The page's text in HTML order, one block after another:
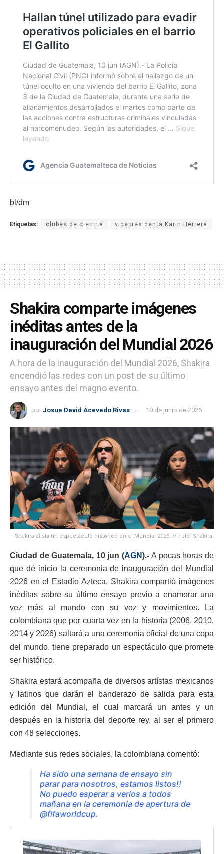
bl/dm
Etiquetas: clubes de ciencia vicepresidenta Karin Herrera
Shakira comparte imágenes
inéditas antes de la
inauguración del Mundial 2026
A hora de la inauguración del Mundial 2026, Shakira
encendió las redes con un post de su último
ensayo antes del magno evento.
por Josue David Acevedo Rivas 10 de junio de 2026
Shakira alista un espectáculo histórico en el Mundial 2026. // Foto: Shakira.
Ciudad de Guatemala, 10 jun (AGN).-A pocas horas de
que dé inicio la ceremonia de inauguración del Mundial
2026 en el Estadio Azteca, Shakira compartió imágenes
inéditas sobre su último ensayo previo a enamorar una
vez más al mundo con su voz y movimientos. La
colombiana que por cuarta vez en la historia (2006, 2010,
2014 y 2026) saltará a una ceremonia oficial de una copa
del mundo, tiene preparado un espectáculo que promete
ser histórico.
Shakira estará acompaña de diversos artístas mexicanos
y latinos que darán el banderazo de salida para esta
edición del Mundial, el cual marcará un antes y un
después en la historia del deporte rey, al ser el primero
con 48 selecciones.
Mediante sus redes sociales, la colombiana comentó:
Ha sido una semana de ensayo sin
parar para nosotros, estamos listos!!
No puedo esperar a verlos a todos
mañana en la ceremonia de apertura de
@fifaworldcup.